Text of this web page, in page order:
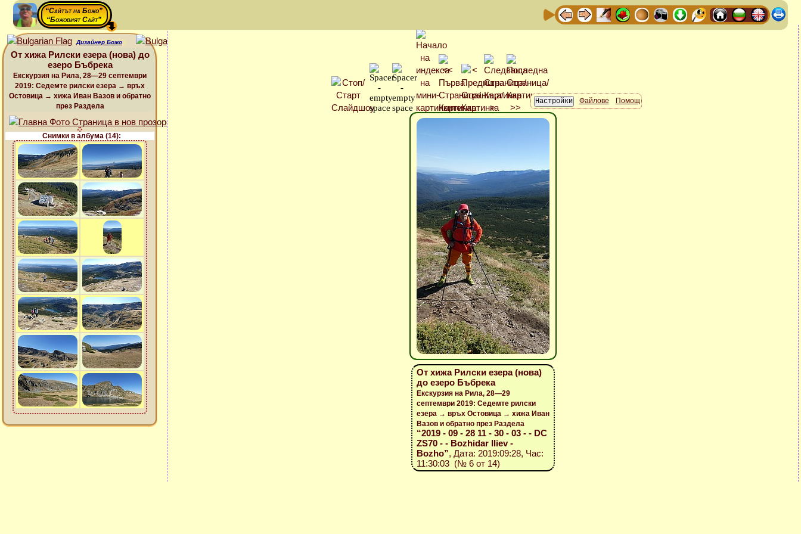
“Сайтът на Божо”
“Божовият Сайт”
Дизайнер Божо
От хижа Рилски езера (нова) до
езеро Бъбрека
Екскурзия на Рила, 28—29 септември
2019: Седемте рилски езера → връх
Остовица → хижа Иван Вазов и обратно
през Раздела
Снимки в албума (14):
Файлове Помощ
От хижа Рилски езера (нова)
до езеро Бъбрека
Екскурзия на Рила, 28—29
септември 2019: Седемте рилски
езера → връх Остовица → хижа Иван
Вазов и обратно през Раздела
“2019 - 09 - 28 11 - 30 - 03 - - DC
ZS70 - - Bozhidar Iliev -
Bozho”, Дата: 2019:09:28, Час:
11:30:03 (№ 6 от 14)